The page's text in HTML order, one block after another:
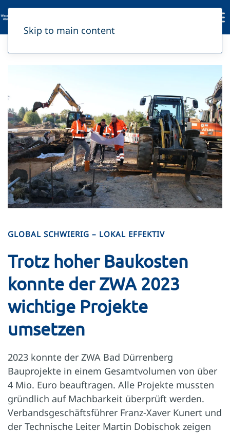
Skip to main content
GLOBAL SCHWIERIG – LOKAL EFFEKTIV
Trotz hoher Baukosten
konnte der ZWA 2023
wichtige Projekte
umsetzen
2023 konnte der ZWA Bad Dürrenberg
Bauprojekte in einem Gesamtvolumen von über
4 Mio. Euro beauftragen. Alle Projekte mussten
gründlich auf Machbarkeit überprüft werden.
Verbandsgeschäftsführer Franz-Xaver Kunert und
der Technische Leiter Martin Dobischok zeigen